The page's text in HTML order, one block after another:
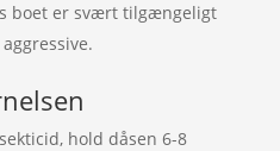
boet er svært tilgængeligt
hold dåsen 6-8